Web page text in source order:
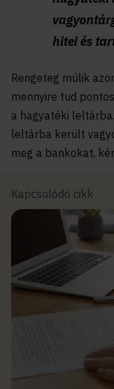
hitel és
Rengeteg múlik
mennyire tud
a hagyatéki
leltárba került
meg a bankokat,
Kapcsolódó cikk